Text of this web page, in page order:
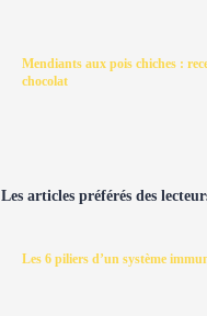
Mendiants aux pois chiches :
chocolat
Les articles préférés des
Les 6 piliers d’un système